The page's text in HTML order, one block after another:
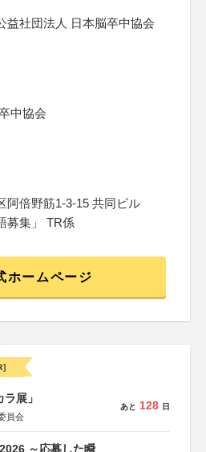
益社団法人 日本脳卒中協会
中協会
阿倍野筋1-3-15 共同ビル
募集」 TR係
ホームページ
展」
員会
あと 128 日
～応募した瞬